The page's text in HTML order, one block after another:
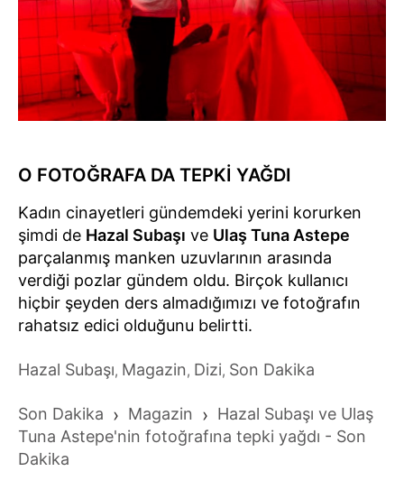
O FOTOĞRAFA DA TEPKİ YAĞDI
Kadın cinayetleri gündemdeki yerini korurken
şimdi de Hazal Subaşı ve Ulaş Tuna Astepe
parçalanmış manken uzuvlarının arasında
verdiği pozlar gündem oldu. Birçok kullanıcı
hiçbir şeyden ders almadığımızı ve fotoğrafın
rahatsız edici olduğunu belirtti.
Hazal Subaşı, Magazin, Dizi, Son Dakika
Son Dakika › Magazin › Hazal Subaşı ve Ulaş
Tuna Astepe'nin fotoğrafına tepki yağdı - Son
Dakika